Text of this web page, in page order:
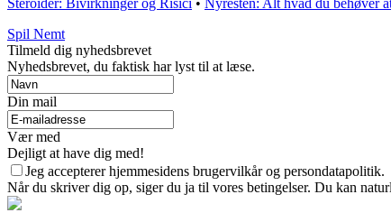
Steroider: Bivirkninger og Risici • Nyresten: Alt hvad du behøver
Spil Nemt
Tilmeld dig nyhedsbrevet
Nyhedsbrevet, du faktisk har lyst til at læse.
Din mail
Vær med
Dejligt at have dig med!
Jeg accepterer hjemmesidens brugervilkår og persondatapolitik.
Når du skriver dig op, siger du ja til vores betingelser. Du kan